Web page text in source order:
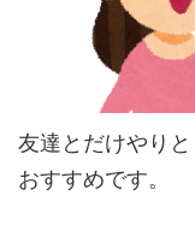
友達とだけやり
おすすめです。